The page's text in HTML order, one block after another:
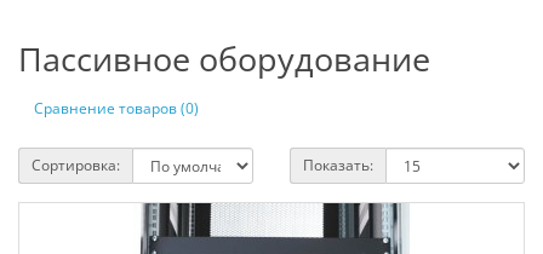
Пассивное оборудование
Сравнение товаров (0)
Сортировка: Показать: